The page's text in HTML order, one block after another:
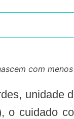
com
o cuidado